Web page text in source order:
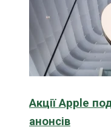
Акції Apple
анонсів